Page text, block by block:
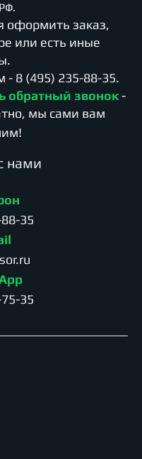
оформить заказ,
или есть иные
- 8 (495) 235-88-35.
обратный звонок -
мы сами вам
нами
35
35